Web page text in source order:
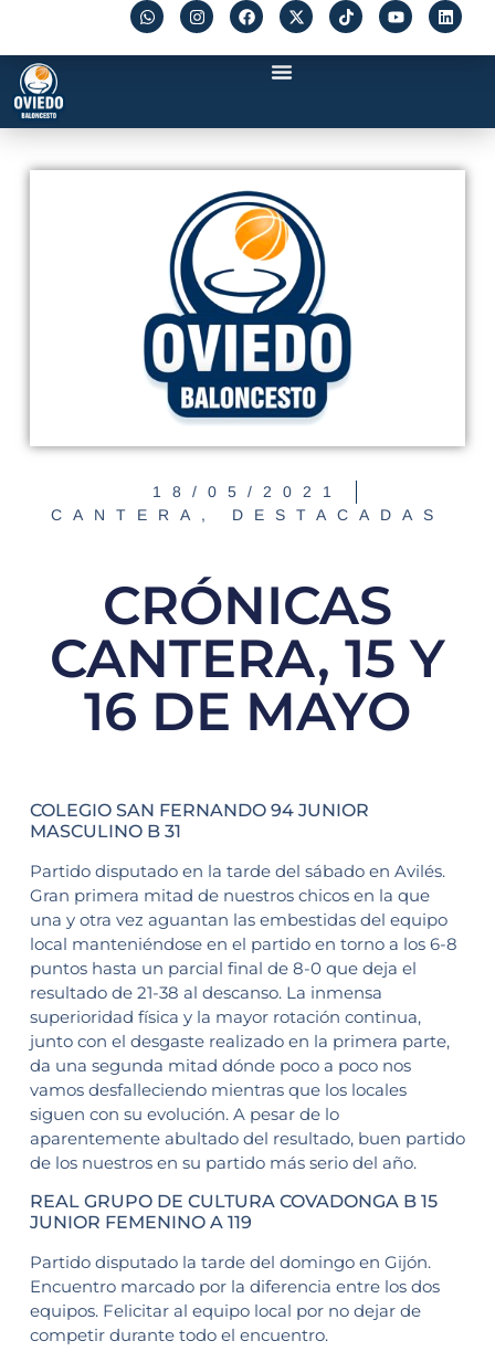
18/05/2021
CANTERA , DESTACADAS
CRÓNICAS
CANTERA, 15 Y
16 DE MAYO
COLEGIO SAN FERNANDO 94 JUNIOR
MASCULINO B 31
Partido disputado en la tarde del sábado en Avilés.
Gran primera mitad de nuestros chicos en la que
una y otra vez aguantan las embestidas del equipo
local manteniéndose en el partido en torno a los 6-8
puntos hasta un parcial final de 8-0 que deja el
resultado de 21-38 al descanso. La inmensa
superioridad física y la mayor rotación continua,
junto con el desgaste realizado en la primera parte,
da una segunda mitad dónde poco a poco nos
vamos desfalleciendo mientras que los locales
siguen con su evolución. A pesar de lo
aparentemente abultado del resultado, buen partido
de los nuestros en su partido más serio del año.
REAL GRUPO DE CULTURA COVADONGA B 15
JUNIOR FEMENINO A 119
Partido disputado la tarde del domingo en Gijón.
Encuentro marcado por la diferencia entre los dos
equipos. Felicitar al equipo local por no dejar de
competir durante todo el encuentro.